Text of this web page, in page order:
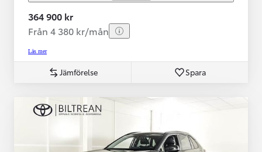
364 900 kr
Från 4 380 kr/mån
Läs mer
Jämförelse Spara